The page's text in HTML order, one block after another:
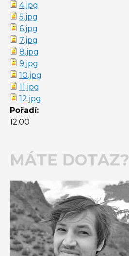
4.jpg
5.jpg
6.jpg
7.jpg
8.jpg
9.jpg
10.jpg
11.jpg
12.jpg
Pořadí:
12.00
MÁTE DOTAZ?